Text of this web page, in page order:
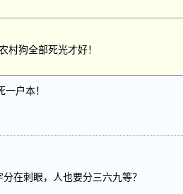
村狗全部死光才好！
户本！
在刺眼，人也要分三六九等？